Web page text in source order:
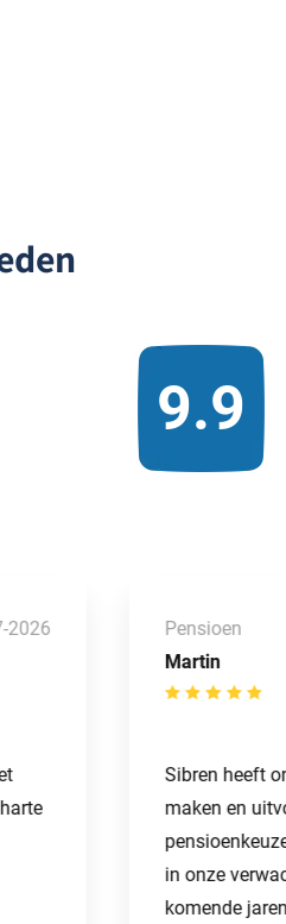
9.9
2026
Martin
Pensioen
Sibren heeft
maken en
in onze
komende